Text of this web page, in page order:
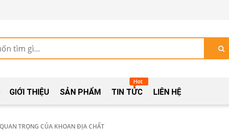
GIỚI THIỆU SẢN PHẨM TIN TỨC LIÊN HỆ
TRỌNG CỦA KHOAN ĐỊA CHẤT